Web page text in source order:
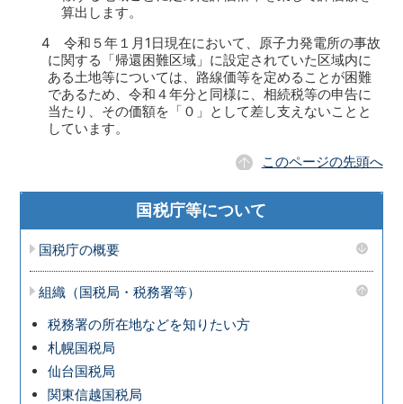
算出します。
4 令和５年１月1日現在において、原子力発電所の事故
に関する「帰還困難区域」に設定されていた区域内に
ある土地等については、路線価等を定めることが困難
であるため、令和４年分と同様に、相続税等の申告に
当たり、その価額を「０」として差し支えないことと
しています。
このページの先頭へ
国税庁等について
国税庁の概要
組織（国税局・税務署等）
税務署の所在地などを知りたい方
札幌国税局
仙台国税局
関東信越国税局